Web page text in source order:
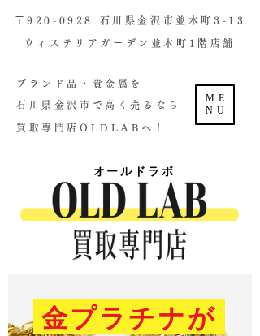
ME
NU
金プラチナが
​〒920-0928 石川県金沢市並木町3-13
ウィステリアガーデン並木町1階店舗​
ブランド品・貴金属を
石川県金沢市で高く売るなら
買取専門店OLDLABへ！
オールドラボ